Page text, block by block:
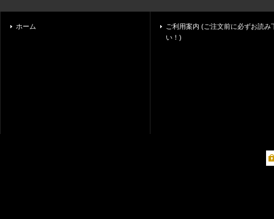
ホーム
ご利用案内 (ご注文前に必ずお読み
い！)